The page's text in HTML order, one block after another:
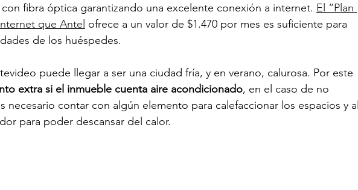
fibra óptica garantizando una excelente conexión a internet. El “Plan
que Antel ofrece a un valor de $1.470 por mes es suficiente para
de los huéspedes.
puede llegar a ser una ciudad fría, y en verano, calurosa. Por este
extra si el inmueble cuenta aire acondicionado, en el caso de no
necesario contar con algún elemento para calefaccionar los espacios y al
para poder descansar del calor.